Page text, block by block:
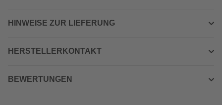
HINWEISE ZUR LIEFERUNG
HERSTELLERKONTAKT
BEWERTUNGEN